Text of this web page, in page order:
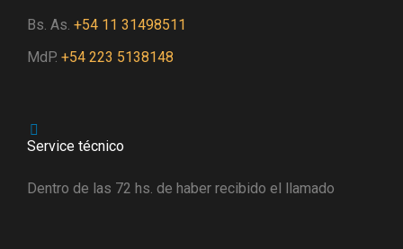
Bs. As. +54 11 31498511
MdP. +54 223 5138148
Service técnico
Dentro de las 72 hs. de haber recibido el llamado